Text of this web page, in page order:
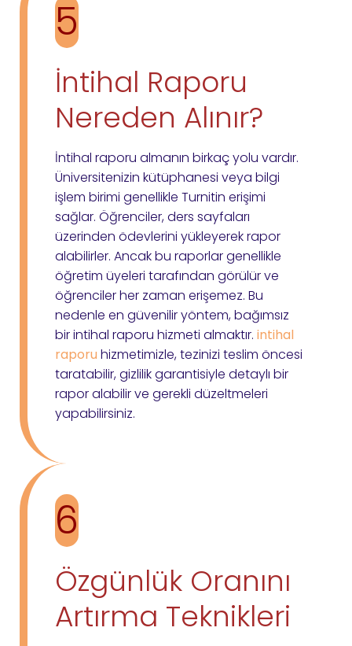
5
İntihal Raporu
Nereden Alınır?
İntihal raporu almanın birkaç yolu vardır.
Üniversitenizin kütüphanesi veya bilgi
işlem birimi genellikle Turnitin erişimi
sağlar. Öğrenciler, ders sayfaları
üzerinden ödevlerini yükleyerek rapor
alabilirler. Ancak bu raporlar genellikle
öğretim üyeleri tarafından görülür ve
öğrenciler her zaman erişemez. Bu
nedenle en güvenilir yöntem, bağımsız
bir intihal raporu hizmeti almaktır. intihal
raporu hizmetimizle, tezinizi teslim öncesi
taratabilir, gizlilik garantisiyle detaylı bir
rapor alabilir ve gerekli düzeltmeleri
yapabilirsiniz.
6
Özgünlük Oranını
Artırma Teknikleri